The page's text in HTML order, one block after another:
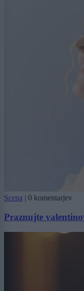
Scena | 0 komentarjev
Praznujte